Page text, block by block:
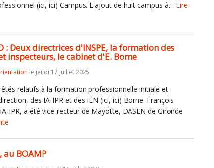
(ici, ici) Campus. L'ajout de huit campus à… Lire
: Deux directrices d'INSPE, la formation des
inspecteurs, le cabinet d'E. Borne
le jeudi 17 juillet 2025.
relatifs à la formation professionnelle initiale et
des IA-IPR et des IEN (ici, ici) Borne. François
IPR, a été vice-recteur de Mayotte, DASEN de Gironde
au BOAMP